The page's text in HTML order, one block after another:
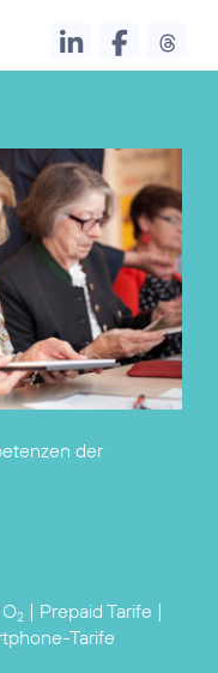
der
2 | Prepaid Tarife |
Tarife